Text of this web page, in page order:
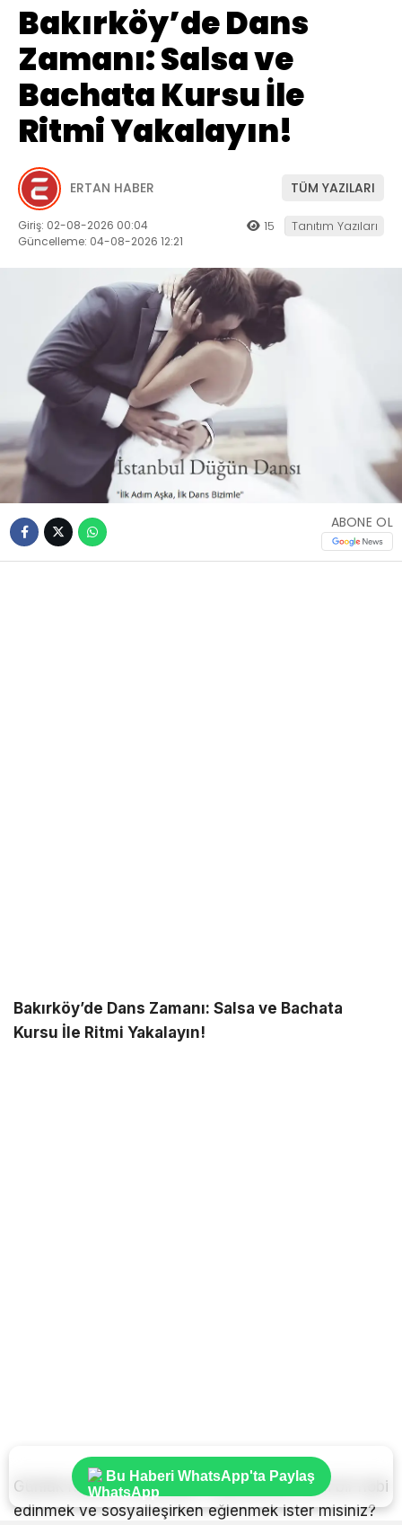
Bakırköy’de Dans
Zamanı: Salsa ve
Bachata Kursu İle
Ritmi Yakalayın!
ERTAN HABER TÜM YAZILARI
Giriş: 02-08-2026 00:04
Güncelleme: 04-08-2026 12:21
15 Tanıtım Yazıları
ABONE OL
Bakırköy’de Dans Zamanı: Salsa ve Bachata
Kursu İle Ritmi Yakalayın!
Günlük hayatın stresinden uzaklaşmak, yeni bir hobi
edinmek ve sosyalleşirken eğlenmek ister misiniz?
Bu Haberi WhatsApp'ta Paylaş